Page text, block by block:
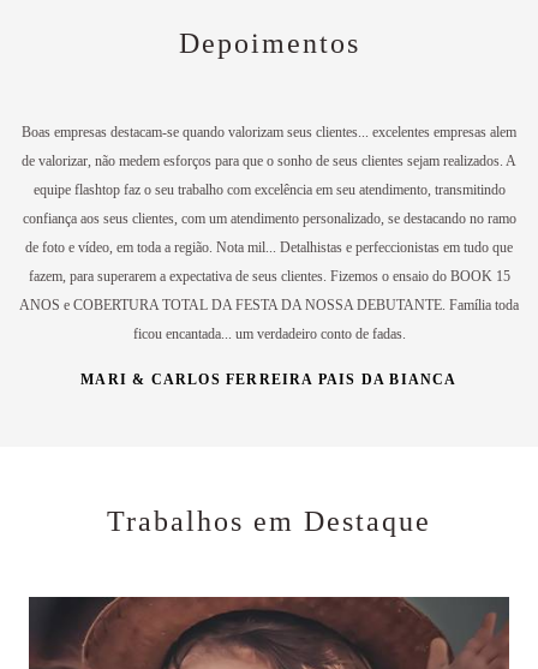
Depoimentos
Boas empresas destacam-se quando valorizam seus clientes... excelentes empresas alem
de valorizar, não medem esforços para que o sonho de seus clientes sejam realizados. A
equipe flashtop faz o seu trabalho com excelência em seu atendimento, transmitindo
confiança aos seus clientes, com um atendimento personalizado, se destacando no ramo
de foto e vídeo, em toda a região. Nota mil... Detalhistas e perfeccionistas em tudo que
fazem, para superarem a expectativa de seus clientes. Fizemos o ensaio do BOOK 15
ANOS e COBERTURA TOTAL DA FESTA DA NOSSA DEBUTANTE. Família toda
ficou encantada... um verdadeiro conto de fadas.
MARI & CARLOS FERREIRA PAIS DA BIANCA
Trabalhos em Destaque